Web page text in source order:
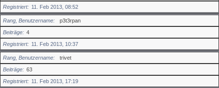
Registriert
11. Feb 2013, 08:52
Rang, Benutzername
p3t3rpan
Beiträge
4
Registriert
11. Feb 2013, 10:37
Rang, Benutzername
trivet
Beiträge
63
Registriert
11. Feb 2013, 17:19